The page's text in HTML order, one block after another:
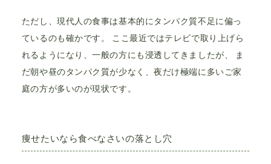
ただし、現代人の食事は基本的にタンパク質不足に偏っ
ているのも確かです。 ここ最近ではテレビで取り上げら
れるようになり、一般の方にも浸透してきましたが、 ま
だ朝や昼のタンパク質が少なく、夜だけ極端に多いご家
庭の方が多いのが現状です。
痩せたいなら食べなさいの落とし穴